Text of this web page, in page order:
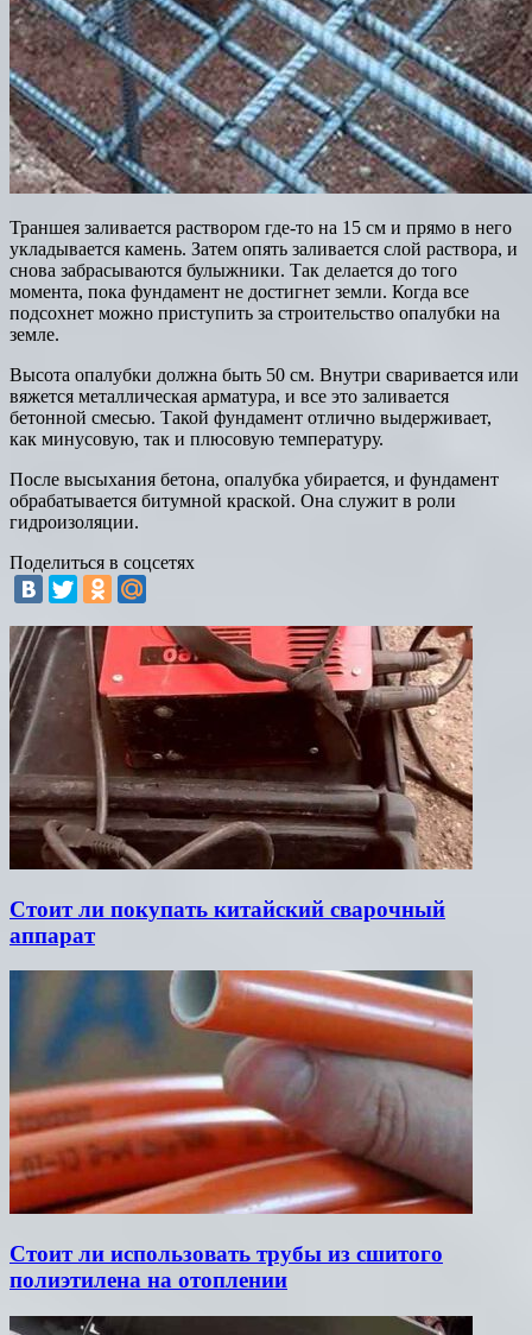
Траншея заливается раствором где-то на 15 см и прямо в него
укладывается камень. Затем опять заливается слой раствора, и
снова забрасываются булыжники. Так делается до того
момента, пока фундамент не достигнет земли. Когда все
подсохнет можно приступить за строительство опалубки на
земле.
Высота опалубки должна быть 50 см. Внутри сваривается или
вяжется металлическая арматура, и все это заливается
бетонной смесью. Такой фундамент отлично выдерживает,
как минусовую, так и плюсовую температуру.
После высыхания бетона, опалубка убирается, и фундамент
обрабатывается битумной краской. Она служит в роли
гидроизоляции.
Поделиться в соцсетях
Стоит ли покупать китайский сварочный
аппарат
Стоит ли использовать трубы из сшитого
полиэтилена на отоплении